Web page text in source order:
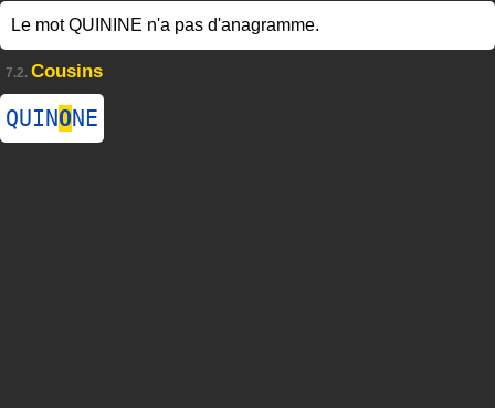
Le mot QUININE n'a pas d'anagramme.
7.2. Cousins
QUINONE